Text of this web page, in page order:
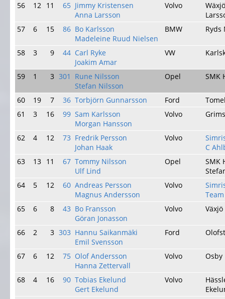
56 12 11 65 Jimmy Kristensen
Anna Larsson
Volvo
57
6 15 86 Bo Karlsson
Madeleine Ruud Nielsen
BMW Ryds
58 3 9 44 Carl Ryke
Joakim Amar
VW
59 1 3 301
Rune Nilsson
Stefan Nilsson
Opel SMK
60 19 7 36 Torbjörn Gunnarsson Ford
61
3 16 99 Sam Karlsson
Morgan Hansson
Volvo
62 4 12 73 Fredrik Persson
Johan Haak
Volvo
C
63
13 11 67 Tommy Nilsson
Ulf Lind
Opel
SMK
64
5 12 60 Andreas Persson
Magnus Andersson
Volvo
65
6 8 43 Bo Fransson
Göran Jonasson
Volvo Växjö
66 2 3 303 Hannu Saikanmäki
Emil Svensson
Ford
67 6 12 75 Olof Andersson
Hanna Zettervall
Volvo Osby
68 4 16 90 Tobias Ekelund
Gert Ekelund
Volvo